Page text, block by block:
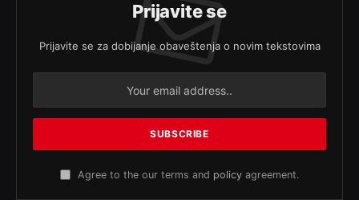
Prijavite se
Prijavite se za dobijanje obaveštenja o novim tekstovima
Agree to the our terms and policy agreement.